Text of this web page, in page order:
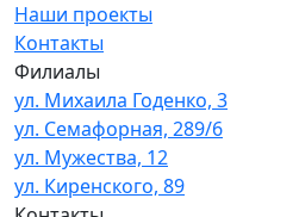
Наши проекты
Контакты
Филиалы
ул. Михаила Годенко, 3
ул. Семафорная, 289/6
ул. Мужества, 12
ул. Киренского, 89